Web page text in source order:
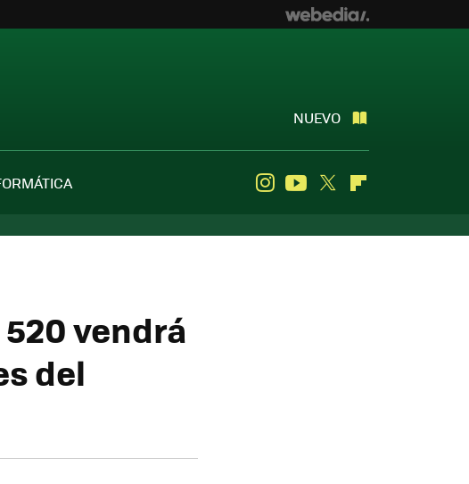
NUEVO
InstagramYoutube
Twitter
vendrá
del